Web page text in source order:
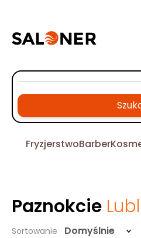
FryzjerstwoBarber
Paznokcie
Sortowanie Domyślnie